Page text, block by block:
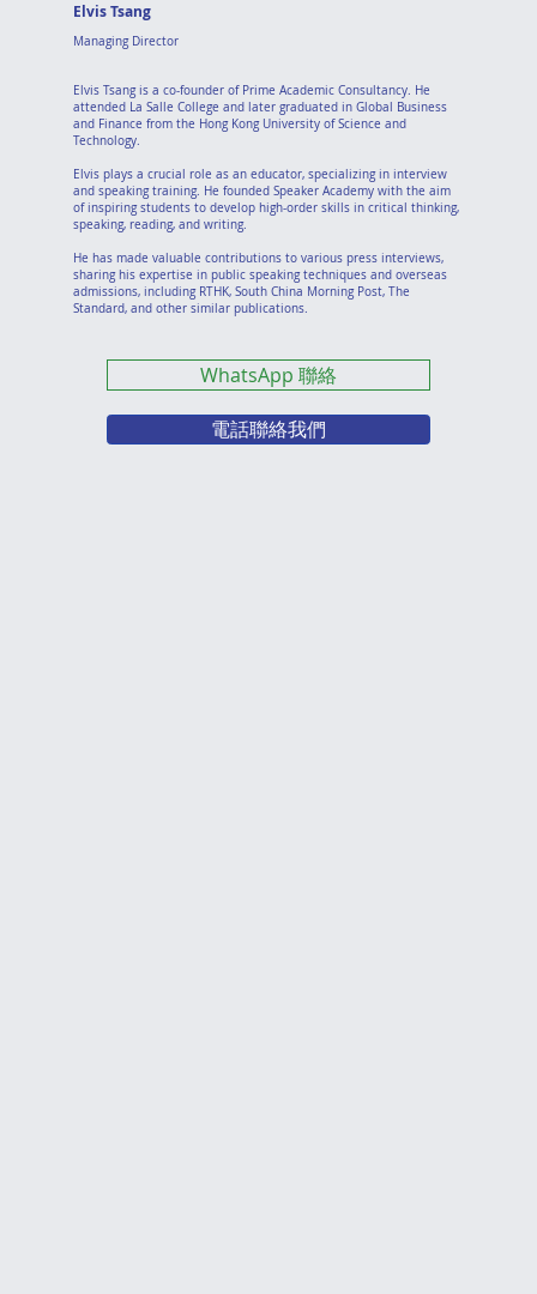
Managing Director
Elvis Tsang
Elvis Tsang is a co-founder of Prime Academic Consultancy. He
attended La Salle College and later graduated in Global Business
and Finance from the Hong Kong University of Science and
Technology.
Elvis plays a crucial role as an educator, specializing in interview
and speaking training. He founded Speaker Academy with the aim
of inspiring students to develop high-order skills in critical thinking,
speaking, reading, and writing.
He has made valuable contributions to various press interviews,
sharing his expertise in public speaking techniques and overseas
admissions, including RTHK, South China Morning Post, The
Standard, and other similar publications.
WhatsApp 聯絡
電話聯絡我們